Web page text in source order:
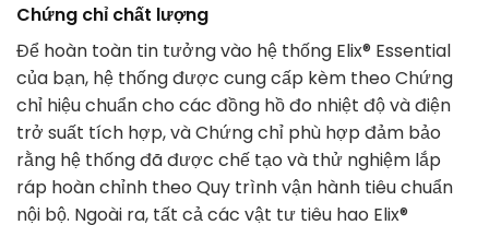
Chứng chỉ chất lượng
Để hoàn toàn tin tưởng vào hệ thống Elix® Essential
của bạn, hệ thống được cung cấp kèm theo Chứng
chỉ hiệu chuẩn cho các đồng hồ đo nhiệt độ và điện
trở suất tích hợp, và Chứng chỉ phù hợp đảm bảo
rằng hệ thống đã được chế tạo và thử nghiệm lắp
ráp hoàn chỉnh theo Quy trình vận hành tiêu chuẩn
nội bộ. Ngoài ra, tất cả các vật tư tiêu hao Elix®